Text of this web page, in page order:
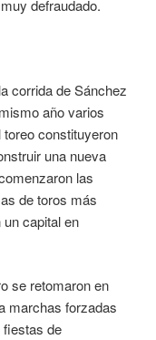
defraudado.
corrida de Sánchez
año varios
constituyeron
una nueva
las
de toros más
capital en
se retomaron en
marchas forzadas
fiestas de